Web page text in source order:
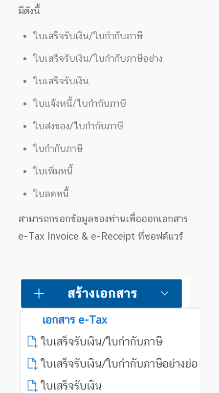
มีดังนี้
ใบเสร็จรับเงิน/ใบกำกับภาษี
ใบเสร็จรับเงิน/ใบกำกับภาษีอย่าง
ใบเสร็จรับเงิน
ใบแจ้งหนี้/ใบกำกับภาษี
ใบส่งของ/ใบกำกับภาษี
ใบกำกับภาษี
ใบเพิ่มหนี้
ใบลดหนี้
สามารถกรอกข้อมูลของท่านเพื่อออกเอกสาร
e-Tax Invoice & e-Receipt ที่ซอฟต์แวร์